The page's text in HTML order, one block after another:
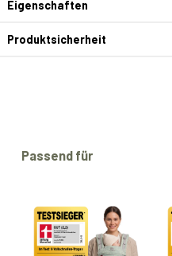
Eigenschaften
Produktsicherheit
Produktgalerie überspringen
Passend für